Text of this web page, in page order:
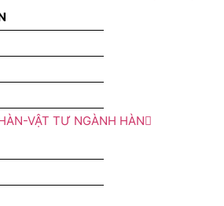
VẬT TƯ NGÀNH HÀN